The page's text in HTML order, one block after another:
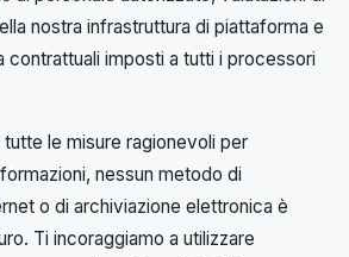
nostra infrastruttura di piattaforma e
contrattuali imposti a tutti i processori
le misure ragionevoli per
nessun metodo di
o di archiviazione elettronica è
Ti incoraggiamo a utilizzare